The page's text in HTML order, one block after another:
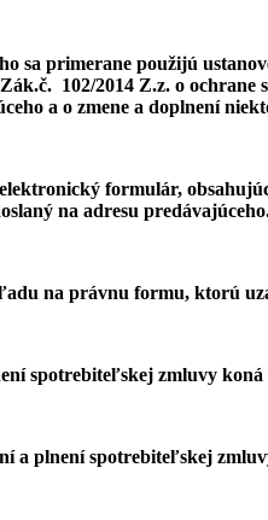
sa primerane použijú
102/2014 Z.z. o
a o zmene a doplnení
formulár,
na adresu
na právnu formu, ktorú
spotrebiteľskej zmluvy
a plnení spotrebiteľskej